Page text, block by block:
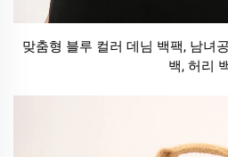
맞춤형 블루 컬러 데님 백팩, 남녀
백, 허리